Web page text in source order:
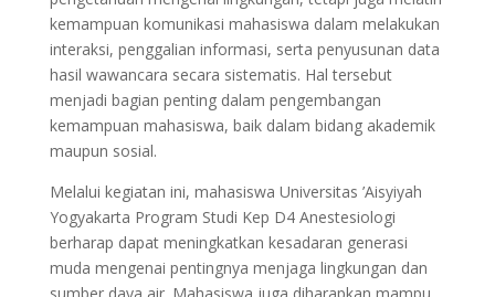
kemampuan komunikasi mahasiswa dalam melakukan
interaksi, penggalian informasi, serta penyusunan data
hasil wawancara secara sistematis. Hal tersebut
menjadi bagian penting dalam pengembangan
kemampuan mahasiswa, baik dalam bidang akademik
maupun sosial.
Melalui kegiatan ini, mahasiswa Universitas ’Aisyiyah
Yogyakarta Program Studi Kep D4 Anestesiologi
berharap dapat meningkatkan kesadaran generasi
muda mengenai pentingnya menjaga lingkungan dan